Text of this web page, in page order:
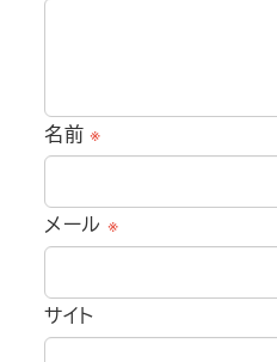
名前※
メール ※
サイト